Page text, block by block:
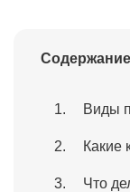
Виды
Какие
Что